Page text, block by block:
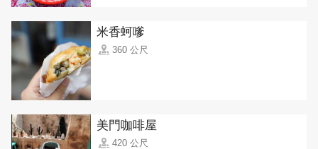
米香蚵嗲
360 公尺
美門咖啡屋
420 公尺